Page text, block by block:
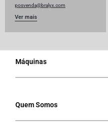
posvenda@bralyx.com
Ver mais
Máquinas
Quem Somos